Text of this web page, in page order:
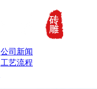
公司新闻
工艺流程